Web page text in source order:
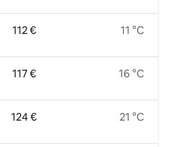
112 €
117 €
124 €
11 °C
16 °C
21 °C